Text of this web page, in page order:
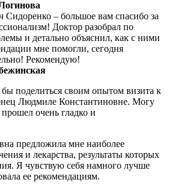
– большое вам спасибо за
Доктор разобрал по
и детально объяснил, как с ними
мне помогли, сегодня
Рекомендую!
поделиться своим опытом визита к
Людмиле Константиновне. Могу
очень гладко и
предложила мне наиболее
и лекарства, результаты которых
Я чувствую себя намного лучше
ее рекомендациям.